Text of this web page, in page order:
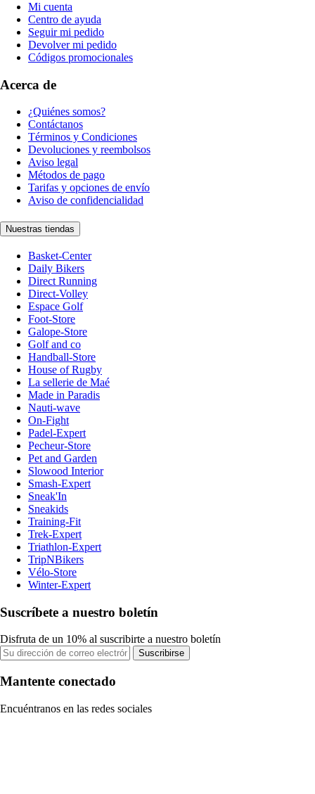
Mi cuenta
Centro de ayuda
Seguir mi pedido
Devolver mi pedido
Códigos promocionales
Acerca de
¿Quiénes somos?
Contáctanos
Términos y Condiciones
Devoluciones y reembolsos
Aviso legal
Métodos de pago
Tarifas y opciones de envío
Aviso de confidencialidad
Nuestras tiendas
Basket-Center
Daily Bikers
Direct Running
Direct-Volley
Espace Golf
Foot-Store
Galope-Store
Golf and co
Handball-Store
House of Rugby
La sellerie de Maé
Made in Paradis
Nauti-wave
On-Fight
Padel-Expert
Pecheur-Store
Pet and Garden
Slowood Interior
Smash-Expert
Sneak'In
Sneakids
Training-Fit
Trek-Expert
Triathlon-Expert
TripNBikers
Vélo-Store
Winter-Expert
Suscríbete a nuestro boletín
Disfruta de un 10% al suscribirte a nuestro boletín
Suscribirse
Mantente conectado
Encuéntranos en las redes sociales